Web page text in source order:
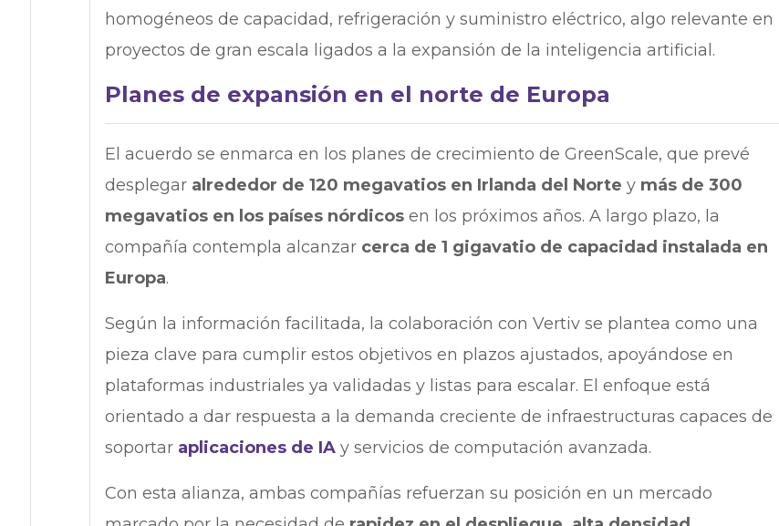
homogéneos de capacidad, refrigeración y suministro eléctrico, algo relevante en
proyectos de gran escala ligados a la expansión de la inteligencia artificial.
Planes de expansión en el norte de Europa
El acuerdo se enmarca en los planes de crecimiento de GreenScale, que prevé
desplegar alrededor de 120 megavatios en Irlanda del Norte y más de 300
megavatios en los países nórdicosen los próximos años. A largo plazo, la
compañía contempla alcanzar cerca de 1 gigavatio de capacidad instalada en
Europa.
Según la información facilitada, la colaboración con Vertiv se plantea como una
pieza clave para cumplir estos objetivos en plazos ajustados, apoyándose en
plataformas industriales ya validadas y listas para escalar. El enfoque está
orientado a dar respuesta a la demanda creciente de infraestructuras capaces de
soportar aplicaciones de IAy servicios de computación avanzada.
Con esta alianza, ambas compañías refuerzan su posición en un mercado